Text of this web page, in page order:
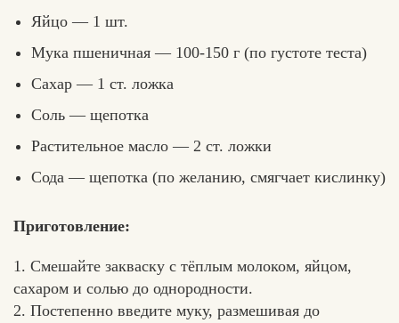
Яйцо — 1 шт.
Мука пшеничная — 100-150 г (по густоте теста)
Сахар — 1 ст. ложка
Соль — щепотка
Растительное масло — 2 ст. ложки
Сода — щепотка (по желанию, смягчает кислинку)
Приготовление:
1. Смешайте закваску с тёплым молоком, яйцом,
сахаром и солью до однородности.
2. Постепенно введите муку, размешивая до